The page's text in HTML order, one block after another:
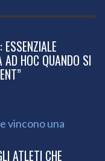
AD HOC QUANDO SI
ATLETI CHE